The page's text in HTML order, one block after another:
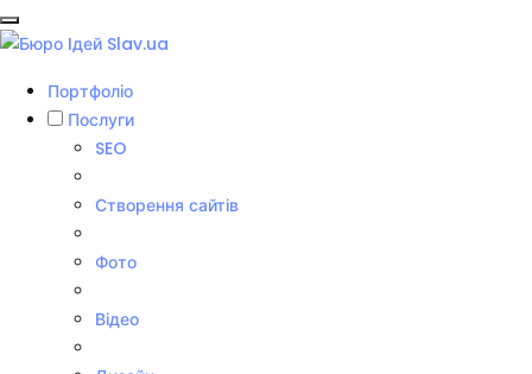
Портфоліо
Послуги
SEO
Створення сайтів
Фото
Відео